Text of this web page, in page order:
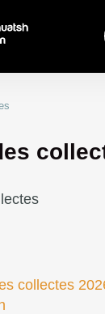
collectes